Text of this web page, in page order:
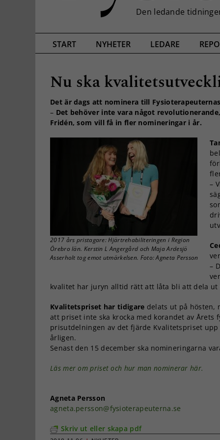
START NYHETER LEDARE
Nu ska
Det är dags att nominera till
– Det behöver inte vara något
Fridén, som vill få in fler nomineringar i år.
2017 års pristagare: Hjärtrehabiliteringen i Region
Örebro län. Kerstin L Angergård och Maja Ardesjö
Asserholt tog emot utmärkelsen. Foto: Agneta Persson
–
–
kvalitet har juryn alltid rätt att låta bli att dela ut
Kvalitetspriset har tidigare delats ut på hösten,
att priset inte ska krocka med korandet av
prisutdelningen av det fjärde Kvalitetspriset
årligen.
Senast den 15 december ska nomineringarna
Läs mer om priset och hur man nominerar här.
Agneta Persson
agneta.persson@fysioterapeuterna.se
Skriv ut eller skapa pdf